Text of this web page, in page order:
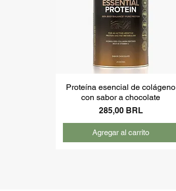
Proteína esencial de colágeno
con sabor a chocolate
Precio
285,00 BRL
Agregar al carrito